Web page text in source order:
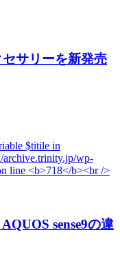
サリーを新発売
sense9の違